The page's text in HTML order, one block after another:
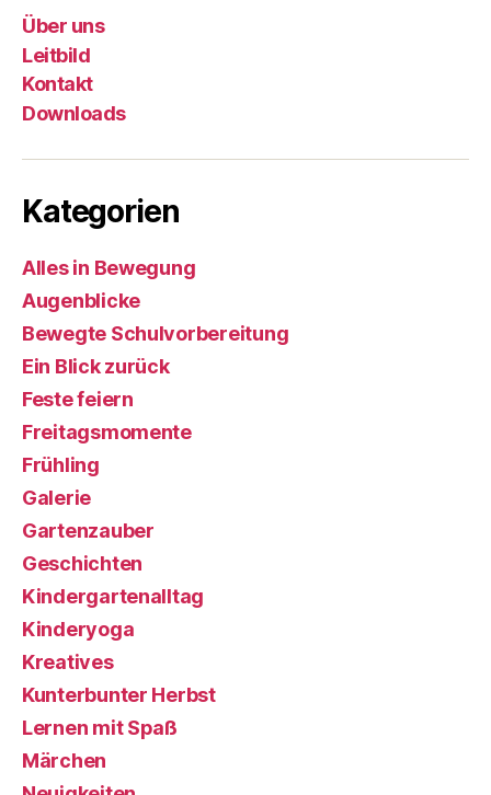
Über uns
Leitbild
Kontakt
Downloads
Kategorien
Alles in Bewegung
Augenblicke
Bewegte Schulvorbereitung
Ein Blick zurück
Feste feiern
Freitagsmomente
Frühling
Galerie
Gartenzauber
Geschichten
Kindergartenalltag
Kinderyoga
Kreatives
Kunterbunter Herbst
Lernen mit Spaß
Märchen